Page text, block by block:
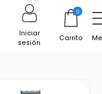
Iniciar
sesión
0
Carrito